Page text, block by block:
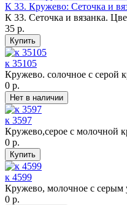
К 33. Кружево: Сеточка и
К 33. Сеточка и вязанка.
35 р.
к 35105
Кружево. солочное с серой
0 р.
к 3597
Кружево,серое с молочной
0 р.
к 4599
Кружево, молочное с серым
0 р.